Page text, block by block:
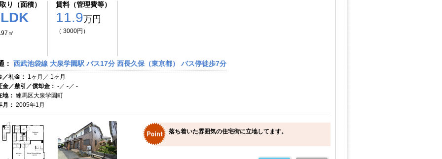
り（面積）
㎡
賃料（管理費等）
11.9万円
（ 3000円）
： 西武池袋線 大泉学園駅 バス17分 西長久保（東京都） バス停徒歩7分
／礼金： 1ヶ月／ 1ヶ月
金／敷引／償却金： -／ -／ -
地： 練馬区大泉学園町
月： 2005年1月
落ち着いた雰囲気の住宅街に立地してます。